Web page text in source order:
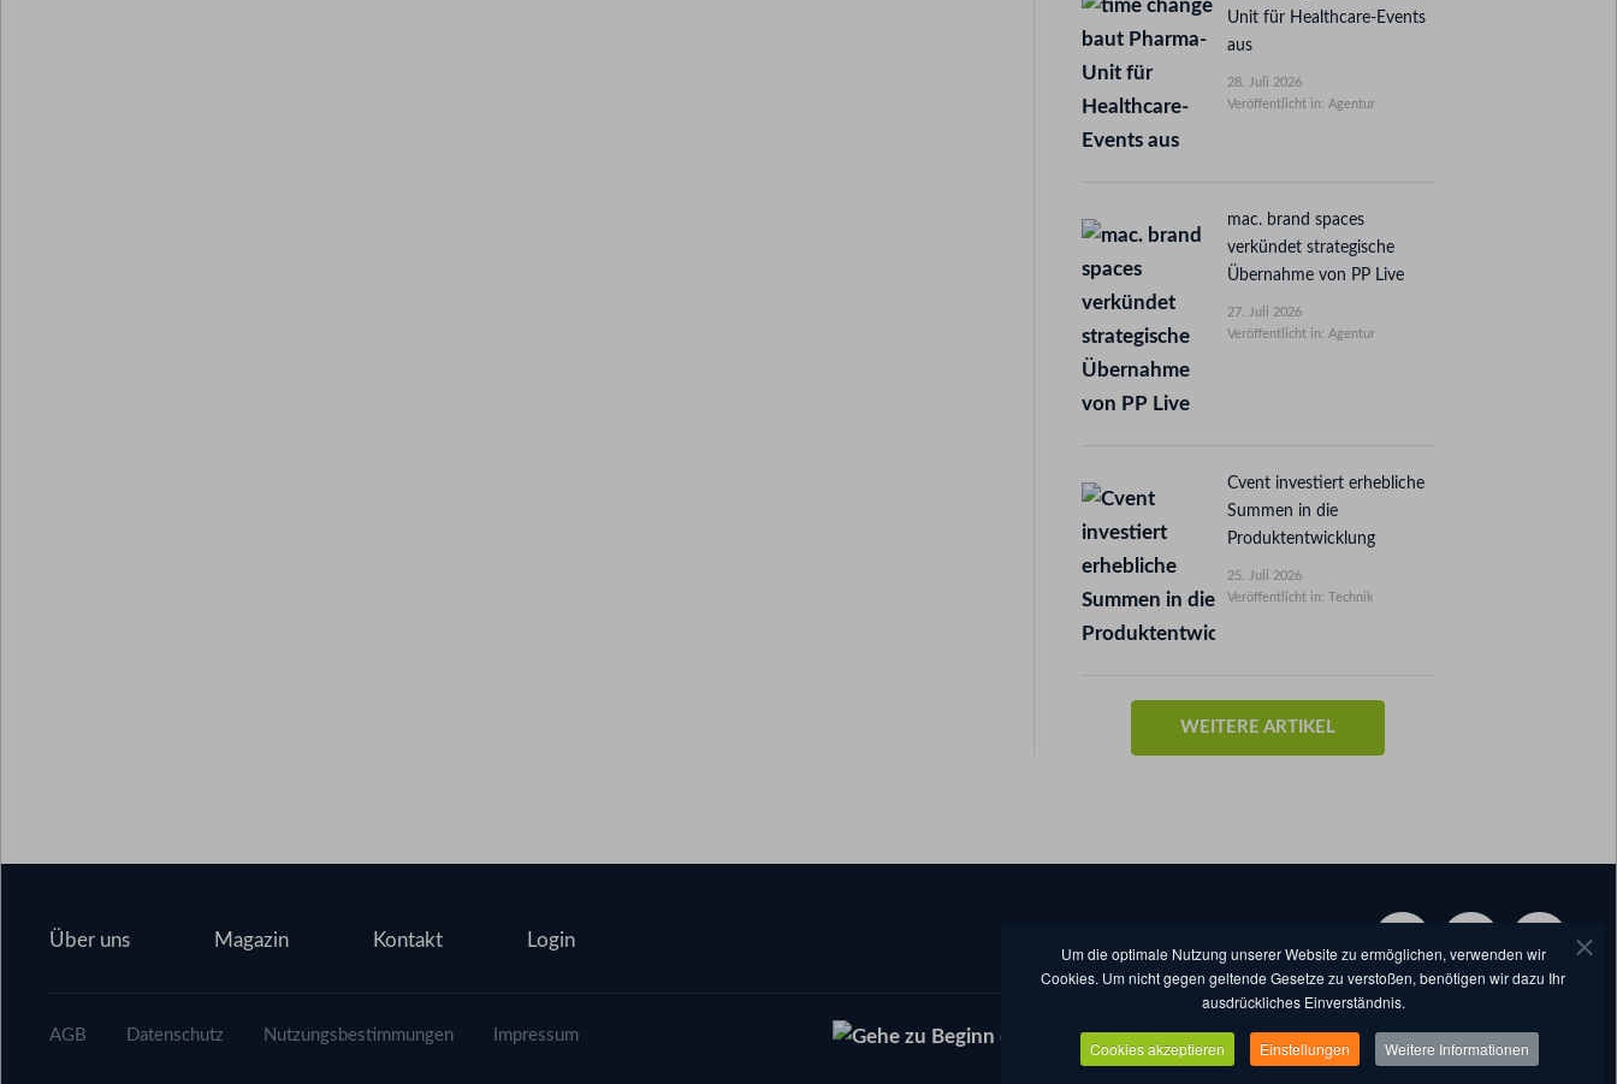
Unit für Healthcare-Events
aus
28. Juli 2026
Veröffentlicht in: Agentur
mac. brand spaces
verkündet strategische
Übernahme von PP Live
27. Juli 2026
Veröffentlicht in: Agentur
Cvent investiert erhebliche
Summen in die
Produktentwicklung
25. Juli 2026
Veröffentlicht in: Technik
WEITERE ARTIKEL
Über uns Magazin Kontakt Login
AGB Datenschutz Nutzungsbestimmungen Impressum ©2026by eventcompanies.de
Um die optimale Nutzung unserer Website zu ermöglichen, verwenden wir
Cookies. Um nicht gegen geltende Gesetze zu verstoßen, benötigen wir dazu Ihr
ausdrückliches Einverständnis.
Cookies akzeptieren Einstellungen Weitere Informationen